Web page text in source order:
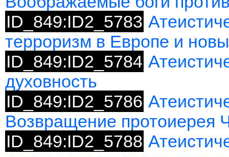
ID_849:ID2_5783
терроризм в Европе и
ID_849:ID2_5784
духовность
ID_849:ID2_5786
Возвращение протоиерея
ID_849:ID2_5788